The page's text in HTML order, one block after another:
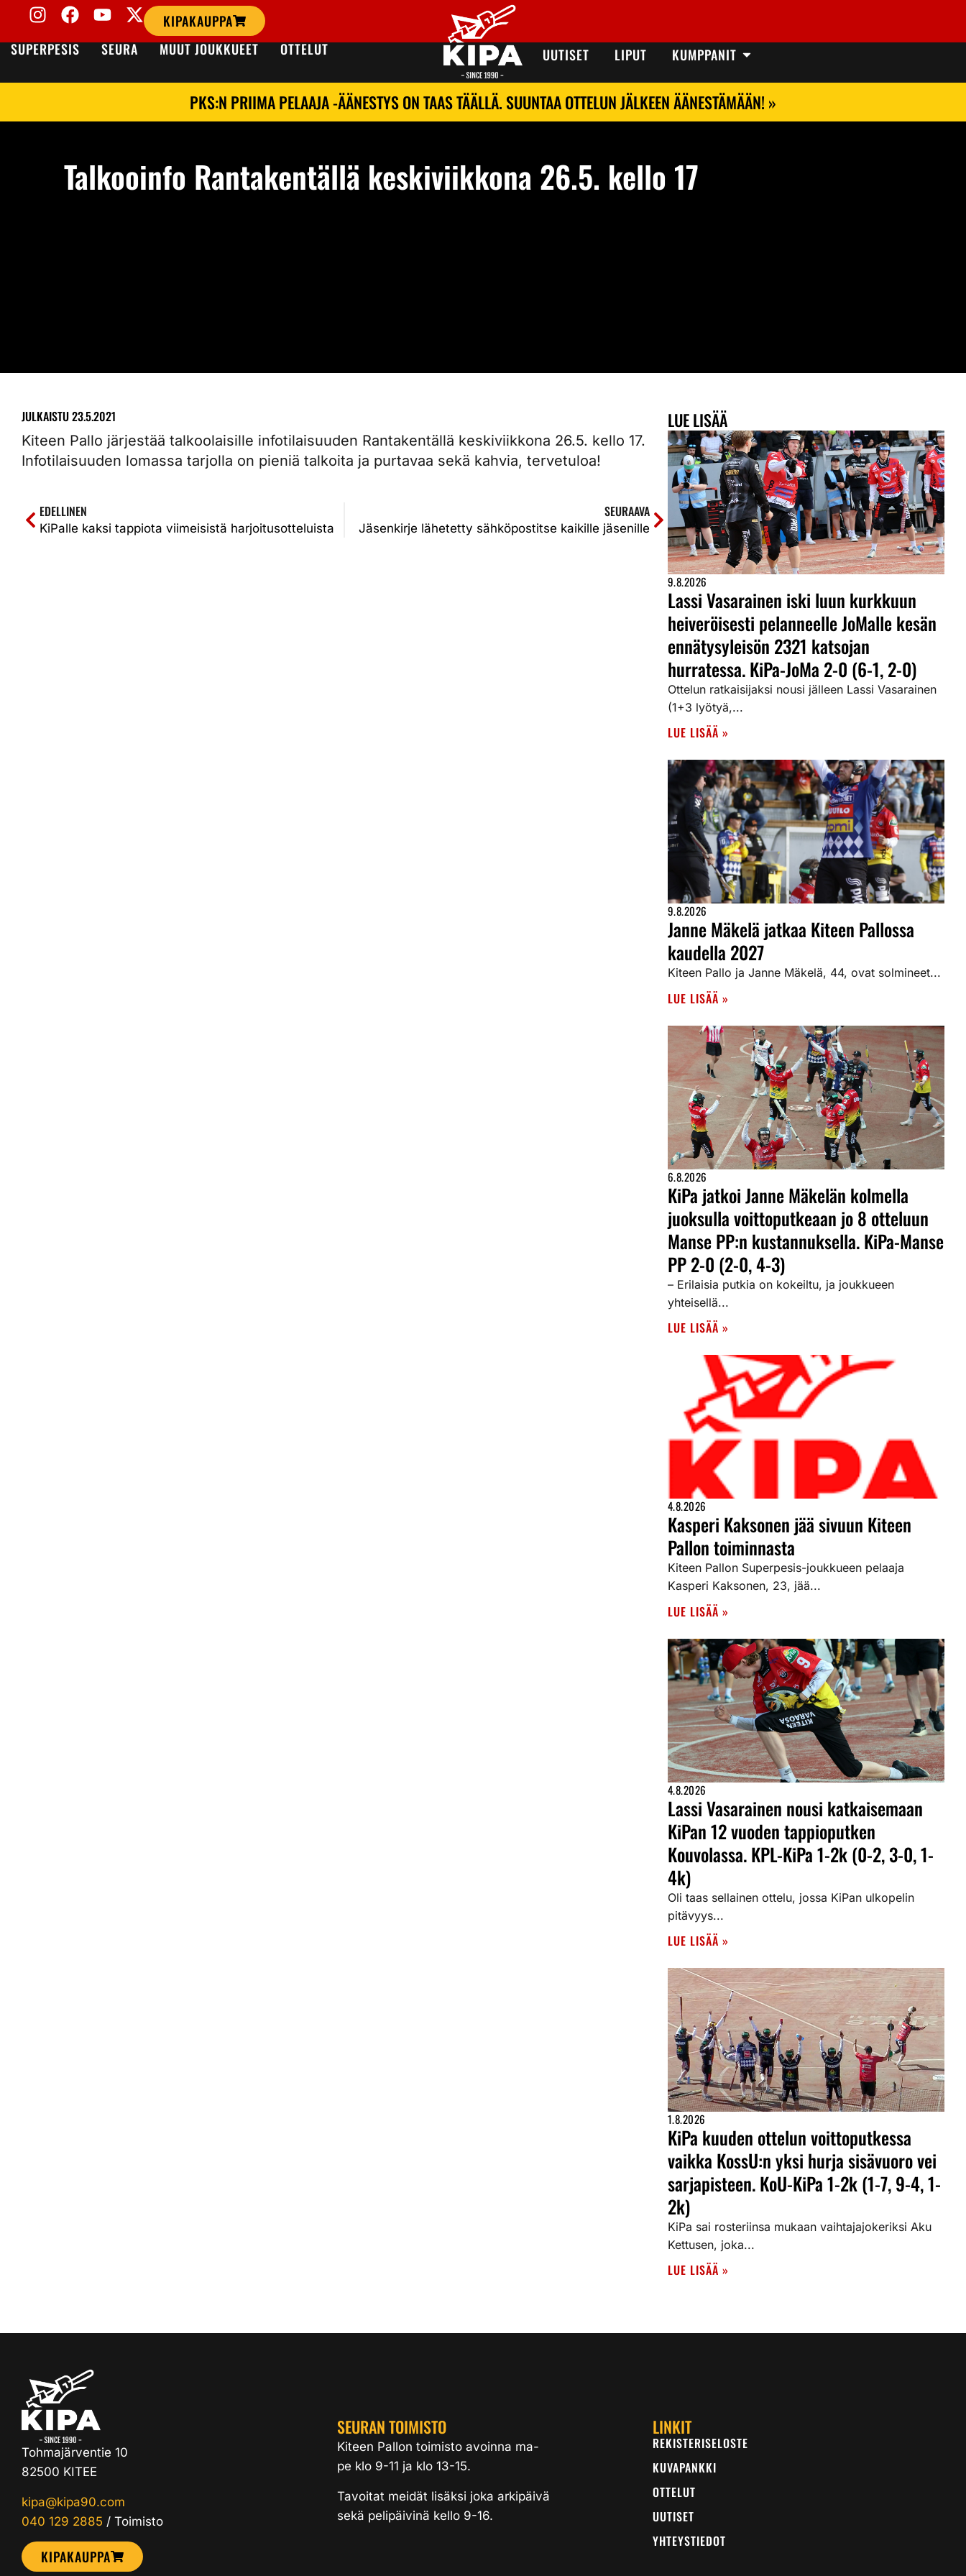
KIPAKAUPPA
SUPERPESIS
SEURA MUUT JOUKKUEET OTTELUT UUTISET LIPUT KUMPPANIT
PKS:N PRIIMA PELAAJA -ÄÄNESTYS ON TAAS TÄÄLLÄ. SUUNTAA OTTELUN JÄLKEEN ÄÄNESTÄMÄÄN! »
Talkooinfo Rantakentällä keskiviikkona 26.5. kello 17
JULKAISTU23.5.2021
Kiteen Pallo järjestää talkoolaisille infotilaisuuden Rantakentällä keskiviikkona 26.5. kello 17.
Infotilaisuuden lomassa tarjolla on pieniä talkoita ja purtavaa sekä kahvia, tervetuloa!
EDELLINEN
KiPalle kaksi tappiota viimeisistä harjoitusotteluista
SEURAAVA
Jäsenkirje lähetetty sähköpostitse kaikille jäsenille
LUE LISÄÄ
9.8.2026
Lassi Vasarainen iski luun kurkkuun
heiveröisesti pelanneelle JoMalle kesän
ennätysyleisön 2321 katsojan
hurratessa. KiPa-JoMa 2-0 (6-1, 2-0)
Ottelun ratkaisijaksi nousi jälleen Lassi Vasarainen
(1+3 lyötyä,...
LUE LISÄÄ »
9.8.2026
Janne Mäkelä jatkaa Kiteen Pallossa
kaudella 2027
Kiteen Pallo ja Janne Mäkelä, 44, ovat solmineet...
LUE LISÄÄ »
6.8.2026
KiPa jatkoi Janne Mäkelän kolmella
juoksulla voittoputkeaan jo 8 otteluun
Manse PP:n kustannuksella. KiPa-Manse
PP 2-0 (2-0, 4-3)
– Erilaisia putkia on kokeiltu, ja joukkueen
yhteisellä...
LUE LISÄÄ »
4.8.2026
Kasperi Kaksonen jää sivuun Kiteen
Pallon toiminnasta
Kiteen Pallon Superpesis-joukkueen pelaaja
Kasperi Kaksonen, 23, jää...
LUE LISÄÄ »
4.8.2026
Lassi Vasarainen nousi katkaisemaan
KiPan 12 vuoden tappioputken
Kouvolassa. KPL-KiPa 1-2k (0-2, 3-0, 1-
4k)
Oli taas sellainen ottelu, jossa KiPan ulkopelin
pitävyys...
LUE LISÄÄ »
1.8.2026
KiPa kuuden ottelun voittoputkessa
vaikka KossU:n yksi hurja sisävuoro vei
sarjapisteen. KoU-KiPa 1-2k (1-7, 9-4, 1-
2k)
KiPa sai rosteriinsa mukaan vaihtajajokeriksi Aku
Kettusen, joka...
LUE LISÄÄ »
Tohmajärventie 10
82500 KITEE
kipa@kipa90.com
040 129 2885 / Toimisto
KIPAKAUPPA
SEURAN TOIMISTO
Kiteen Pallon toimisto avoinna ma-
pe klo 9-11 ja klo 13-15.
Tavoitat meidät lisäksi joka arkipäivä
sekä pelipäivinä kello 9-16.
LINKIT
REKISTERISELOSTE
KUVAPANKKI
OTTELUT
UUTISET
YHTEYSTIEDOT